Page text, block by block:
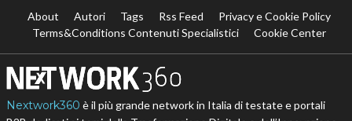
About Autori Tags Rss Feed
Privacy e Cookie Policy
Terms&Conditions Contenuti Specialistici
Cookie Center
Nextwork360 è il più grande network in Italia di testate e portali